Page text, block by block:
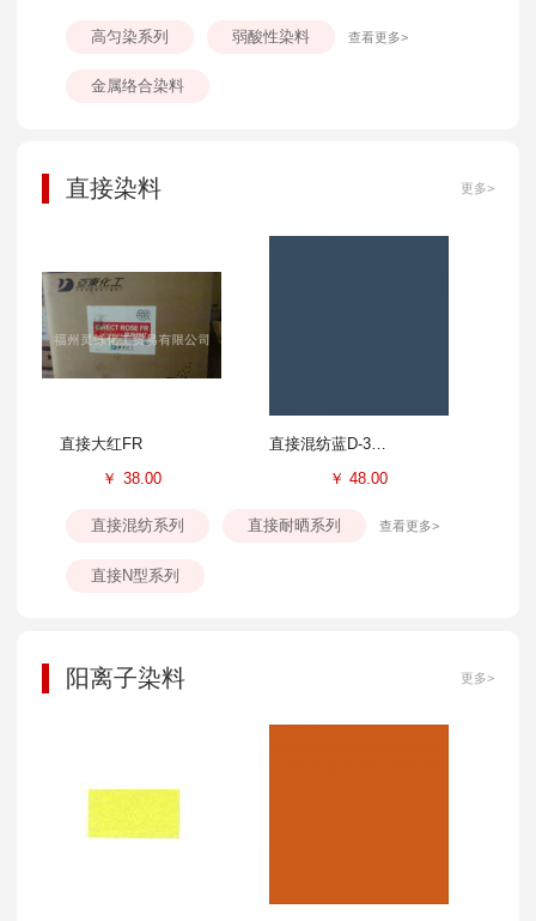
高匀染系列 弱酸性染料
金属络合染料
查看更多>
直接染料 更多>
直接大红FR
￥ 38.00
直接混纺蓝D-3GL
￥ 48.00
直接混纺系列 直接耐晒系列
直接N型系列
查看更多>
阳离子染料 更多>